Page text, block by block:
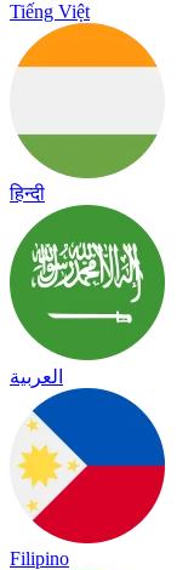
Tiếng Việt
हिन्दी
العربية
Filipino